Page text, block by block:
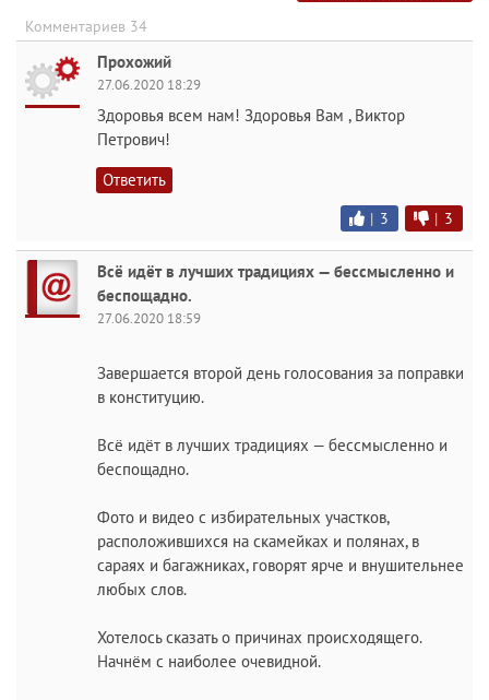
Комментариев 34
Прохожий
27.06.2020 18:29
Здоровья всем нам! Здоровья Вам , Виктор
Петрович!
Ответить
| 3 | 3
Всё идёт в лучших традициях — бессмысленно и
беспощадно.
27.06.2020 18:59
Завершается второй день голосования за поправки
в конституцию.
Всё идёт в лучших традициях — бессмысленно и
беспощадно.
Фото и видео с избирательных участков,
расположившихся на скамейках и полянах, в
сараях и багажниках, говорят ярче и внушительнее
любых слов.
Хотелось сказать о причинах происходящего.
Начнём с наиболее очевидной.